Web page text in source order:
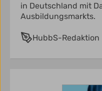
in Deutschland mit
Ausbildungsmarkts.
HubbS-Redaktion